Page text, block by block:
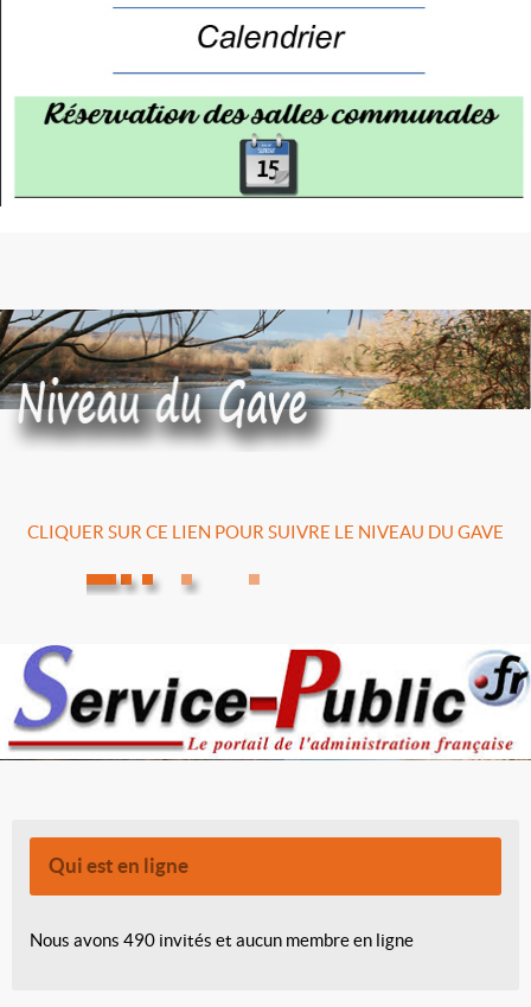
CLIQUER SUR CE LIEN POUR SUIVRE LE NIVEAU DU GAVE
Qui est en ligne
Nous avons 490 invités et aucun membre en ligne